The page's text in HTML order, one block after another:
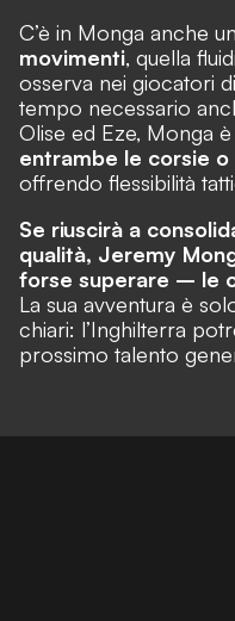
C’è in Monga anche
movimenti, quella
osserva nei giocatori
tempo necessario
Olise ed Eze, Monga
entrambe le corsie
offrendo flessibilità
Se riuscirà a
qualità, Jeremy
forse superare – le
La sua avventura è
chiari: l’Inghilterra
prossimo talento